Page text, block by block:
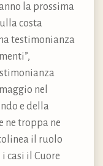
la prossima
costa
testimonianza
nel
e della
ne troppa ne
il ruolo
casi il Cuore